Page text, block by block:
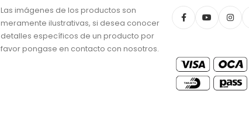
Las imágenes de los productos son
meramente ilustrativas, si desea conocer
detalles específicos de un producto por
favor pongase en contacto con nosotros.